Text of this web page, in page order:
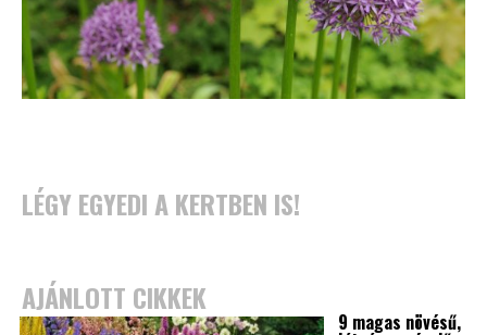
LÉGY EGYEDI A KERTBEN IS!
AJÁNLOTT CIKKEK
9 magas növésű,